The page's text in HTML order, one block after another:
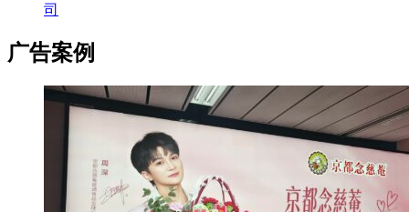
司
广告案例